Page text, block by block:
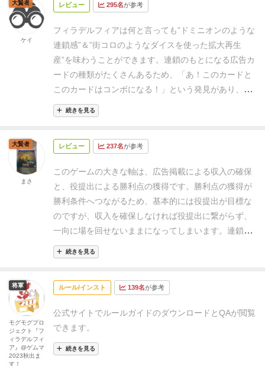
あるため、自分の手札でどんなコンボが組めるかを考
とても達成感があります。
多くの広告カードは、色や
種類を揃え「役提出」することで勝利点になります。
そのため、広告の効果でコンボを決め、一気にカード
を引いたり、手札を交換したりすることで勝利に近付
くことが出来ます。 役提出したカードは捨て札になっ
てしまうので「場に出して効果を使うか」「役にして
つもあります。少しカードゲーム的なテキストがある
ため、ある程度カードゲームやドミニオンといったゲ
ームに慣れている人の方が、すんなりと始められるゲ
ームだと思います。とにかくコンボを考え、成立させ
るのが楽しいゲームです。数回プレイすると「こんな
組み合わせもあったのか」と気付きも得られるため、
飽きずにプレイ出来る点も高評価です。
レビュー 295名が参考
フィラデルフィアは何と言っても”ドミニオンのような
連鎖感”＆”街コロのようなダイスを使った拡大再生
産”を味わうことができます。 連鎖のもとになる広告カ
ードの種類がたくさんあるため、「あ！このカードと
このカードはコンボになる！」という発見があり、や
り込み要素もあります。
い！詳しくはこちら
続きを見る
大賢者
ケイ
レビュー 237名が参考
このゲームの大きな軸は、広告掲載による収入の確保
と、役提出による勝利点の獲得です。
勝利点の獲得が
勝利条件へつながるため、基本的には役提出が目標な
のですが、収入を確保しなければ役提出に繋がらず、
一向に場を回せないままになってしまいます。 連鎖す
る効果の広告掲載を行い、大きな役を提出し、勝利点
をガンガン稼いでいきましょう。
続きを見る
大賢者
まさ
ルール/インスト 139名が参考
公式サイト でルールガイドのダウンロードとQAが閲覧
できます。
続きを見る
将軍
モグモグプロ
ジェクト『フ
ィラデルフィ
ア』@ゲムマ
2023秋出ま
す！